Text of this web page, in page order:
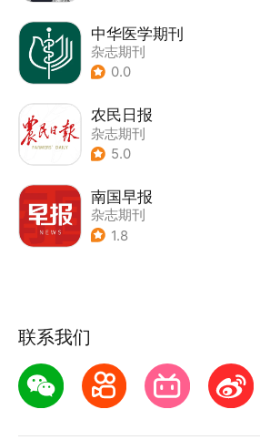
中华医学期刊
杂志期刊
0.0
农民日报
杂志期刊
5.0
南国早报
杂志期刊
1.8
联系我们